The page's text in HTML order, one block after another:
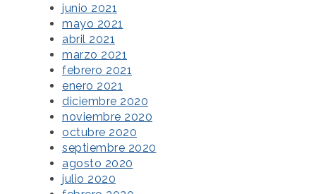
junio 2021
mayo 2021
abril 2021
marzo 2021
febrero 2021
enero 2021
diciembre 2020
noviembre 2020
octubre 2020
septiembre 2020
agosto 2020
julio 2020